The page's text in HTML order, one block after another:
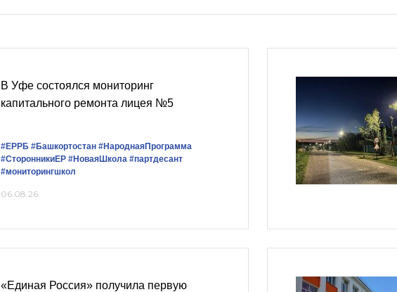
В Уфе состоялся мониторинг
капитального ремонта лицея №5
#ЕРРБ #Башкортостан #НароднаяПрограмма
#СторонникиЕР #НоваяШкола #партдесант
#мониторингшкол
06.08.26
«Единая Россия» получила первую